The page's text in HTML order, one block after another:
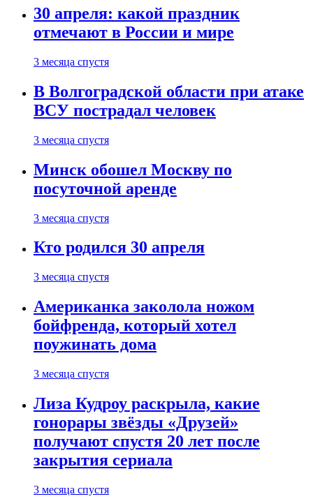
30 апреля: какой праздник
отмечают в России и мире
3 месяца спустя
В Волгоградской области при атаке
ВСУ пострадал человек
3 месяца спустя
Минск обошел Москву по
посуточной аренде
3 месяца спустя
Кто родился 30 апреля
3 месяца спустя
Американка заколола ножом
бойфренда, который хотел
поужинать дома
3 месяца спустя
Лиза Кудроу раскрыла, какие
гонорары звёзды «Друзей»
получают спустя 20 лет после
закрытия сериала
3 месяца спустя